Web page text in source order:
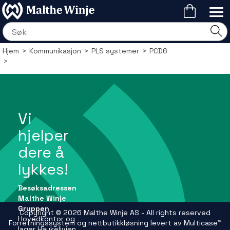
Hjem>Kommunikasjon>PLS systemer>PCD6
>
Vi
hjelper
dere å
lykkes!
Besøksadressen
Malthe Winje
Gruppen
Hovedkontor og
Copyright © 2026 Malthe Winje AS - All rights reserved
Forretningssystem og nettbutikkløsning levert av Multicase™